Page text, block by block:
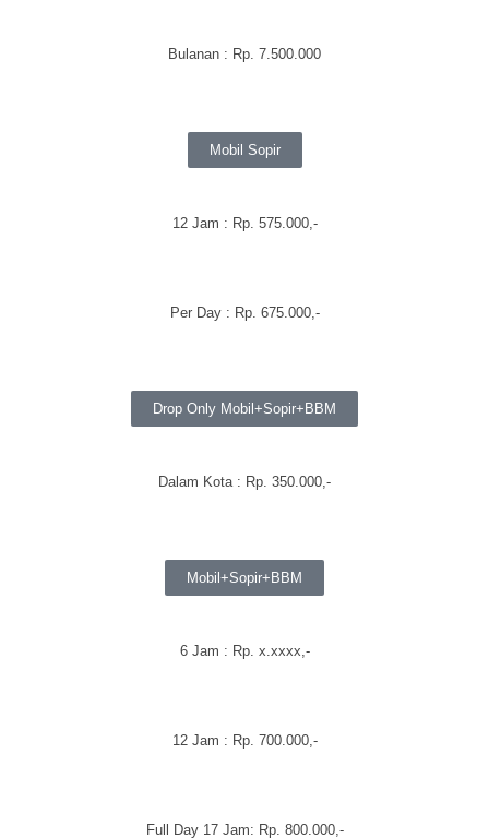
Bulanan : Rp. 7.500.000
Mobil Sopir
12 Jam : Rp. 575.000,-
Per Day : Rp. 675.000,-
Drop Only Mobil+Sopir+BBM
Dalam Kota : Rp. 350.000,-
Mobil+Sopir+BBM
6 Jam : Rp. x.xxxx,-
12 Jam : Rp. 700.000,-
Full Day 17 Jam: Rp. 800.000,-